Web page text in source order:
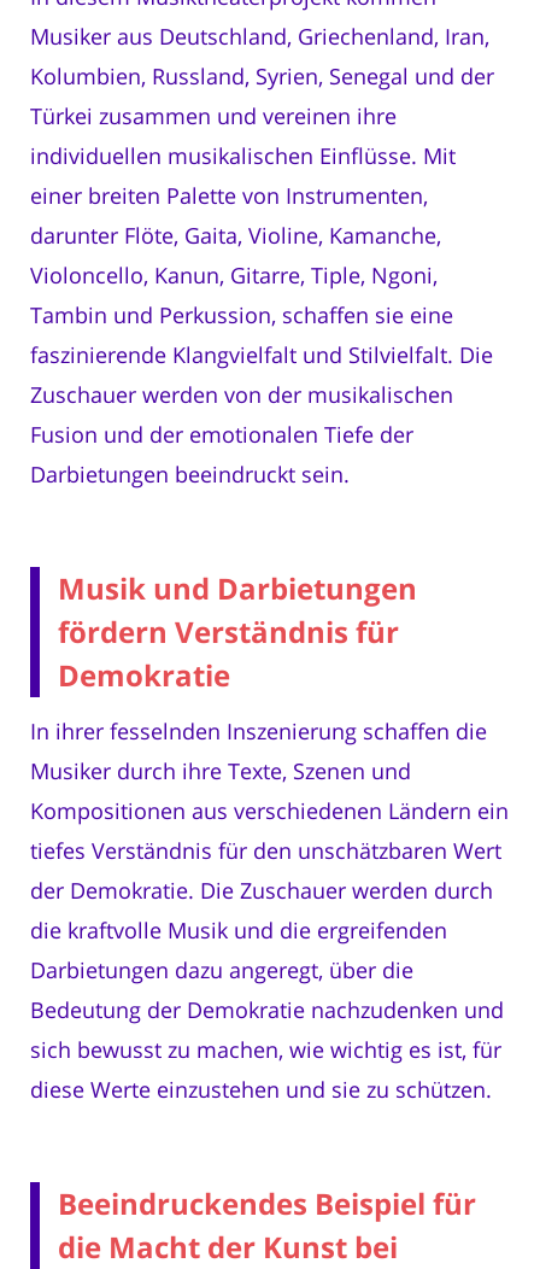
Musiker aus Deutschland, Griechenland, Iran,
Kolumbien, Russland, Syrien, Senegal und der
Türkei zusammen und vereinen ihre
individuellen musikalischen Einflüsse. Mit
einer breiten Palette von Instrumenten,
darunter Flöte, Gaita, Violine, Kamanche,
Violoncello, Kanun, Gitarre, Tiple, Ngoni,
Tambin und Perkussion, schaffen sie eine
faszinierende Klangvielfalt und Stilvielfalt. Die
Zuschauer werden von der musikalischen
Fusion und der emotionalen Tiefe der
Darbietungen beeindruckt sein.
Musik und Darbietungen
fördern Verständnis für
Demokratie
In ihrer fesselnden Inszenierung schaffen die
Musiker durch ihre Texte, Szenen und
Kompositionen aus verschiedenen Ländern ein
tiefes Verständnis für den unschätzbaren Wert
der Demokratie. Die Zuschauer werden durch
die kraftvolle Musik und die ergreifenden
Darbietungen dazu angeregt, über die
Bedeutung der Demokratie nachzudenken und
sich bewusst zu machen, wie wichtig es ist, für
diese Werte einzustehen und sie zu schützen.
Beeindruckendes Beispiel für
die Macht der Kunst bei